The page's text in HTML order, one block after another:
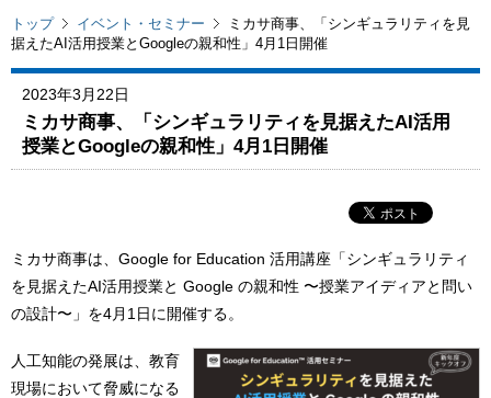
トップ イベント・セミナー
ミカサ商事、「シンギュラリティを見
据えたAI活用授業とGoogleの親和性」4月1日開催
2023年3月22日
ミカサ商事、「シンギュラリティを見据えたAI活用
授業とGoogleの親和性」4月1日開催
ミカサ商事は、Google for Education 活用講座「シンギュラリティ
を見据えたAI活用授業と Google の親和性 〜授業アイディアと問い
の設計〜」を4月1日に開催する。
人工知能の発展は、教育
現場において脅威になる